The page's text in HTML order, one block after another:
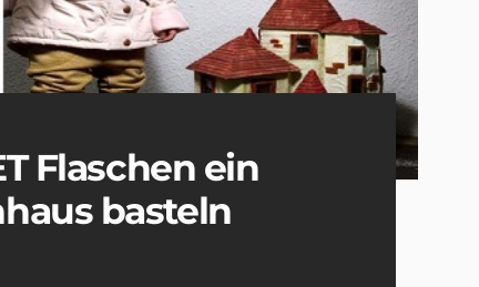
Flaschen ein
basteln